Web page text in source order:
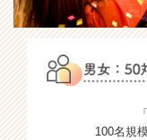
100名規